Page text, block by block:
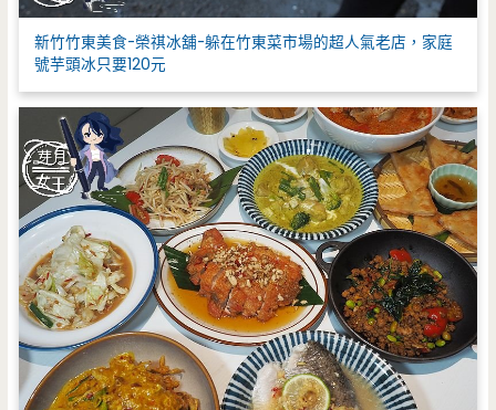
新竹竹東美食-榮祺冰舖-躲在竹東菜市場的超人氣老店，家庭
號芋頭冰只要120元